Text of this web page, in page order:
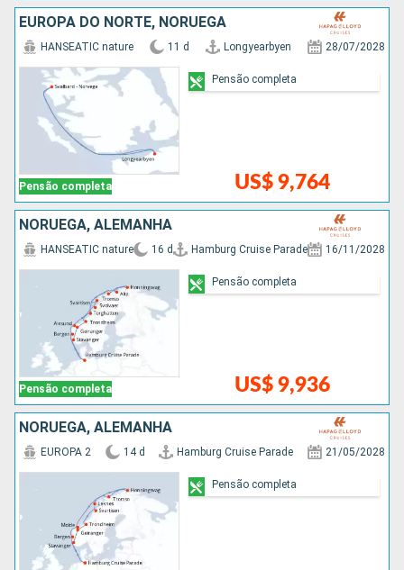
EUROPA DO NORTE, NORUEGA
Pensão completa
HANSEATIC nature 11 d Longyearbyen 28/07/2028
US$ 9,764
Pensão completa
NORUEGA, ALEMANHA
Pensão completa
HANSEATIC nature 16 d Hamburg Cruise Parade 16/11/2028
US$ 9,936
Pensão completa
NORUEGA, ALEMANHA
EUROPA 2 14 d Hamburg Cruise Parade 21/05/2028
Pensão completa